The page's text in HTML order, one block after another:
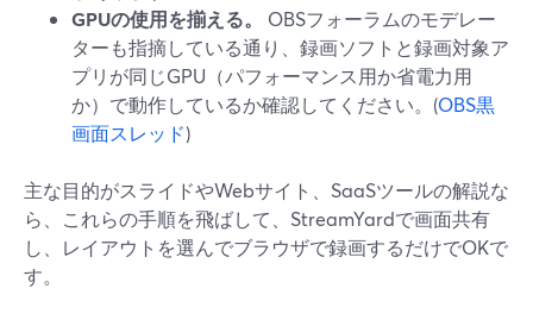
GPUの使用を揃える。
OBSフォーラムのモデレー
ターも指摘している通り、録画ソフトと録画対象ア
プリが同じGPU（パフォーマンス用か省電力用
か）で動作しているか確認してください。(OBS黒
画面スレッド)
主な目的がスライドやWebサイト、SaaSツールの解説な
ら、これらの手順を飛ばして、StreamYardで画面共有
し、レイアウトを選んでブラウザで録画するだけでOKで
す。